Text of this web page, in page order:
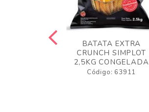
BATATA EXTRA
CRUNCH SIMPLOT
2,5KG CONGELADA
Código: 63911